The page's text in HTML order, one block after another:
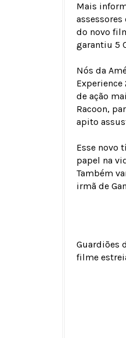
Mais
do novo
garantiu 5
Nós da
Experience
de ação
Racoon,
apito
Esse novo
papel na
Também
irmã de
Guardiões
filme